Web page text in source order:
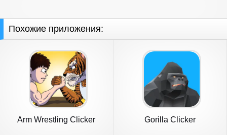
Похожие приложения:
Arm Wrestling Clicker Gorilla Clicker